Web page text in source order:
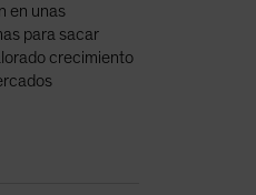
en unas
para sacar
crecimiento